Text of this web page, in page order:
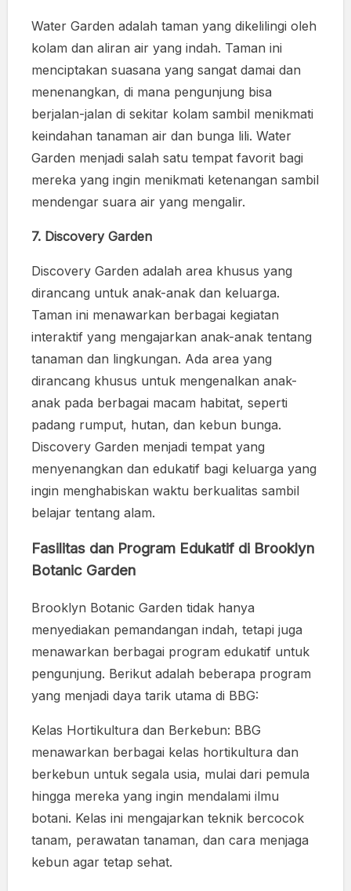
Water Garden adalah taman yang dikelilingi oleh
kolam dan aliran air yang indah. Taman ini
menciptakan suasana yang sangat damai dan
menenangkan, di mana pengunjung bisa
berjalan-jalan di sekitar kolam sambil menikmati
keindahan tanaman air dan bunga lili. Water
Garden menjadi salah satu tempat favorit bagi
mereka yang ingin menikmati ketenangan sambil
mendengar suara air yang mengalir.
7. Discovery Garden
Discovery Garden adalah area khusus yang
dirancang untuk anak-anak dan keluarga.
Taman ini menawarkan berbagai kegiatan
interaktif yang mengajarkan anak-anak tentang
tanaman dan lingkungan. Ada area yang
dirancang khusus untuk mengenalkan anak-
anak pada berbagai macam habitat, seperti
padang rumput, hutan, dan kebun bunga.
Discovery Garden menjadi tempat yang
menyenangkan dan edukatif bagi keluarga yang
ingin menghabiskan waktu berkualitas sambil
belajar tentang alam.
Fasilitas dan Program Edukatif di Brooklyn
Botanic Garden
Brooklyn Botanic Garden tidak hanya
menyediakan pemandangan indah, tetapi juga
menawarkan berbagai program edukatif untuk
pengunjung. Berikut adalah beberapa program
yang menjadi daya tarik utama di BBG:
Kelas Hortikultura dan Berkebun: BBG
menawarkan berbagai kelas hortikultura dan
berkebun untuk segala usia, mulai dari pemula
hingga mereka yang ingin mendalami ilmu
botani. Kelas ini mengajarkan teknik bercocok
tanam, perawatan tanaman, dan cara menjaga
kebun agar tetap sehat.